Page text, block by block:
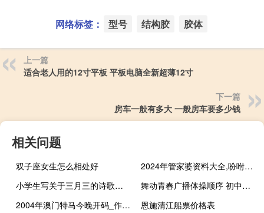
网络标签： 型号 结构胶 胶体
上一篇
适合老人用的12寸平板 平板电脑全新超薄12寸
下一篇
房车一般有多大 一般房车要多少钱
相关问题
双子座女生怎么相处好
2024年管家婆资料大全,吩咐精选解释落实_The85.85.86
小学生写关于三月三的诗歌与图画 三月三绘画作品大全图片
舞动青春广播体操顺序 初中广播体操舞动青春
2004年澳门特马今晚开码_作答解释落实的民间信仰_主页版v433.477
恩施清江船票价格表